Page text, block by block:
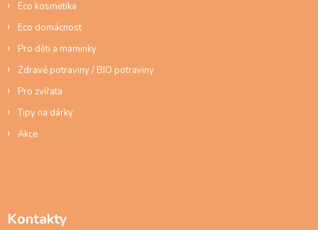
Eco kosmetika
Eco domácnost
Pro děti a maminky
Zdravé potraviny / BIO potraviny
Pro zvířata
Tipy na dárky
Akce
Kontakty